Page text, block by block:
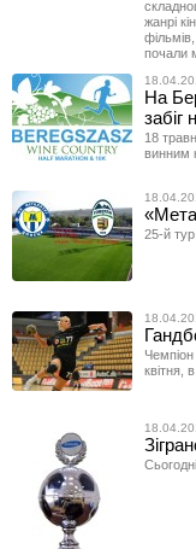
жанрі
почали
На
забіг
18
винним
25-й
Чемпіон
квітня,